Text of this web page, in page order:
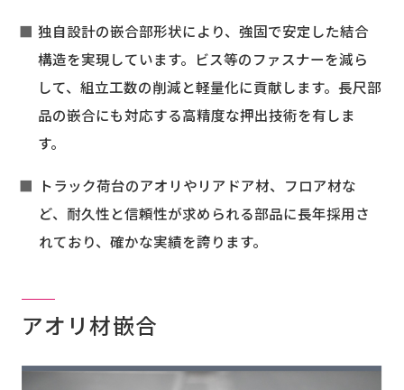
会社案内
お問い合わせ
独自設計の嵌合部形状により、強固で安定した結合
構造を実現しています。ビス等のファスナーを減ら
して、組立工数の削減と軽量化に貢献します。長尺部
品の嵌合にも対応する高精度な押出技術を有しま
す。
トラック荷台のアオリやリアドア材、フロア材な
ど、耐久性と信頼性が求められる部品に長年採用さ
れており、確かな実績を誇ります。
アオリ材嵌合